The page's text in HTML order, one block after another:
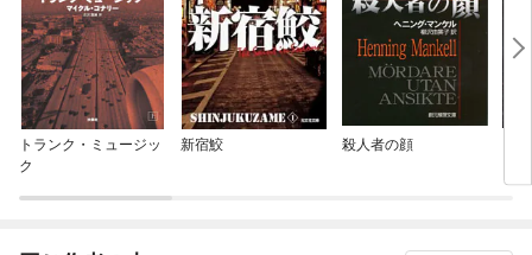
トランク・ミュージッ
ク
新宿鮫 殺人者の顔